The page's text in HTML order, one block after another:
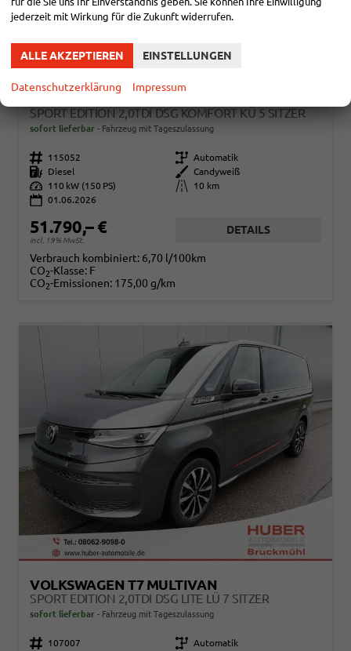
VOLKSWAGEN T7 MULTIVAN
SPORT EDITION 2,0TDI DSG KOMFORT KÜ 5 SITZER
sofort lieferbar Fahrzeug mit Tageszulassung
Fahrzeugnr. 115052 Getriebe Automatik
Kraftstoff
Diesel Außenfarbe
Candyweiß
Leistung
110 kW (150 PS) Kilometerstand
10 km
01.06.2026
51.790,– €
incl. 19% MwSt.
DETAILS
Verbrauch kombiniert: 6,70 l/100km
CO2-Klasse: F
CO2-Emissionen: 175,00 g/km
VOLKSWAGEN T7 MULTIVAN
SPORT EDITION 2,0TDI DSG LITE LÜ 7 SITZER
sofort lieferbar Fahrzeug mit Tageszulassung
Fahrzeugnr. 107007 Getriebe Automatik
jederzeit mit Wirkung für die Zukunft widerrufen.
ALLE AKZEPTIEREN EINSTELLUNGEN
Datenschutzerklärung Impressum